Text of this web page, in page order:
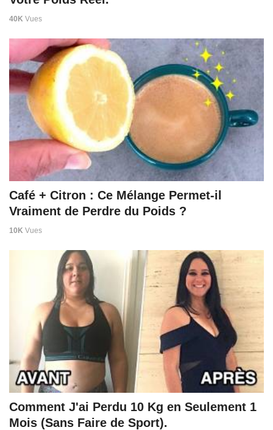
40K Vues
Café + Citron : Ce Mélange Permet-il
Vraiment de Perdre du Poids ?
10K Vues
Comment J'ai Perdu 10 Kg en Seulement 1
Mois (Sans Faire de Sport).